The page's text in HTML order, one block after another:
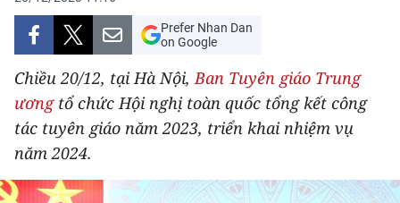
VĂN HÓA
XÃ HỘI
PHÁP LUẬT
DU LỊCH
THẾ GIỚI
Prefer Nhan Dan
on Google
Chiều 20/12, tại Hà Nội,Ban Tuyên giáo Trung
ươngtổ chức Hội nghị toàn quốc tổng kết công
tác tuyên giáo năm 2023, triển khai nhiệm vụ
năm 2024.